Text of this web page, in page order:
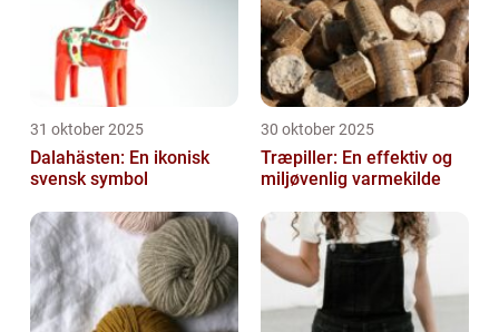
31 oktober 2025
Dalahästen: En ikonisk
svensk symbol
30 oktober 2025
Træpiller: En effektiv og
miljøvenlig varmekilde